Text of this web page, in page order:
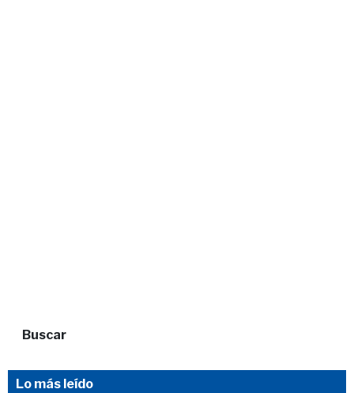
Buscar
Lo más leído